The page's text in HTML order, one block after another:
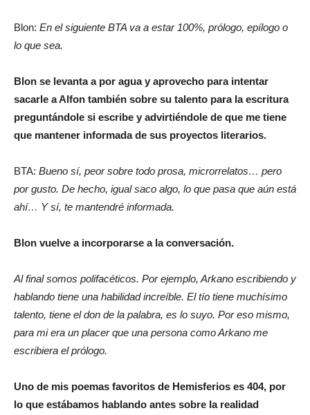
Blon: En el siguiente BTA va a estar 100%, prólogo, epílogo o
lo que sea.
Blon se levanta a por agua y aprovecho para intentar
sacarle a Alfon también sobre su talento para la escritura
preguntándole si escribe y advirtiéndole de que me tiene
que mantener informada de sus proyectos literarios.
BTA: Bueno sí, peor sobre todo prosa, microrrelatos… pero
por gusto. De hecho, igual saco algo, lo que pasa que aún está
ahí… Y sí, te mantendré informada.
Blon vuelve a incorporarse a la conversación.
Al final somos polifacéticos. Por ejemplo, Arkano escribiendo y
hablando tiene una habilidad increíble. El tío tiene muchísimo
talento, tiene el don de la palabra, es lo suyo. Por eso mismo,
para mi era un placer que una persona como Arkano me
escribiera el prólogo.
Uno de mis poemas favoritos de Hemisferios es 404, por
lo que estábamos hablando antes sobre la realidad